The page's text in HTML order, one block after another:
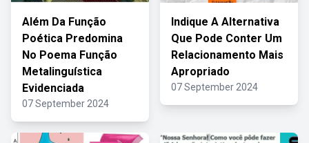
Além Da Função
Poética Predomina
No Poema Função
Metalinguística
Evidenciada
07 September 2024
Indique A Alternativa
Que Pode Conter Um
Relacionamento Mais
Apropriado
07 September 2024